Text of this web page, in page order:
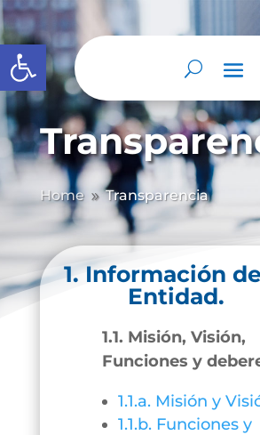
Abrir barra de herramientas
Home 9 Transparencia
1. Información
Entidad.
1.1. Misión, Visión,
Funciones y
1.1.a. Misión y
1.1.b. Funciones y